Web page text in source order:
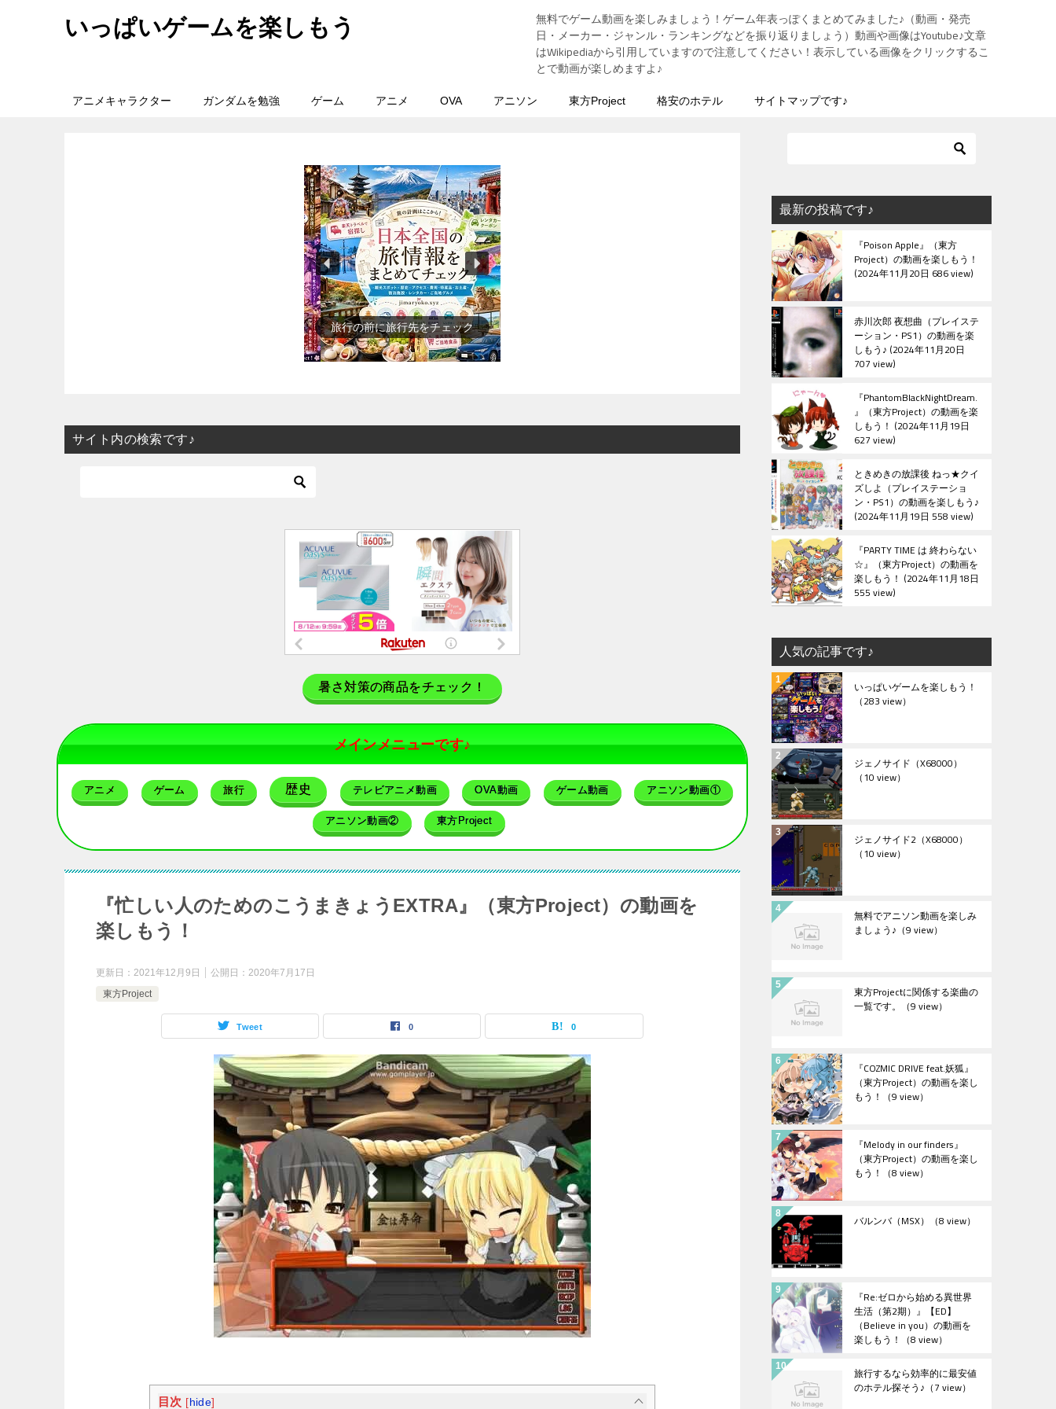
いっぱいゲームを楽しもう
無料でゲーム動画を楽しみましょう！ゲーム年表っぽくまとめてみました♪（動画・発売
日・メーカー・ジャンル・ランキングなどを振り返りましょう）動画や画像はYoutube♪文章
はWikipediaから引用していますので注意してください！表示している画像をクリックするこ
とで動画が楽しめますよ♪
アニメキャラクター ガンダムを勉強 ゲーム アニメ OVA アニソン 東方Project 格安のホテル サイトマップです♪
歴史上の人物を動画で勉強
サイト内の検索です♪
暑さ対策の商品をチェック！
メインメニューです♪
アニメ ゲーム 旅行 歴史 テレビアニメ動画 OVA動画 ゲーム動画 アニソン動画①
アニソン動画② 東方Project
『忙しい人のためのこうまきょうEXTRA』（東方Project）の動画を
楽しもう！
更新日： 2021年12月9日 公開日： 2020年7月17日
東方Project
Tweet 0 0
目次 [hide]
最新の投稿です♪
『Poison Apple』（東方
Project）の動画を楽しもう！
2024年11月20日 686 view
赤川次郎 夜想曲（プレイステ
ーション・PS1）の動画を楽
しもう♪ 2024年11月20日
707 view
『PhantomBlackNightDream.
』（東方Project）の動画を楽
しもう！ 2024年11月19日
627 view
ときめきの放課後 ねっ★クイ
ズしよ（プレイステーショ
ン・PS1）の動画を楽しもう♪
2024年11月19日 558 view
『PARTY TIME は 終わらない
☆』（東方Project）の動画を
楽しもう！ 2024年11月18日
555 view
人気の記事です♪
いっぱいゲームを楽しもう！
（283 view）
ジェノサイド（X68000）
（10 view）
ジェノサイド2（X68000）
（10 view）
無料でアニソン動画を楽しみ
ましょう♪ （9 view）
東方Projectに関係する楽曲の
一覧です。 （9 view）
『COZMIC DRIVE feat.妖狐』
（東方Project）の動画を楽し
もう！ （9 view）
『Melody in our finders』
（東方Project）の動画を楽し
もう！ （8 view）
バルンバ（MSX） （8 view）
『Re:ゼロから始める異世界
生活（第2期）』【ED】
（Believe in you）の動画を
楽しもう！ （8 view）
旅行するなら効率的に最安値
のホテル探そう♪ （7 view）